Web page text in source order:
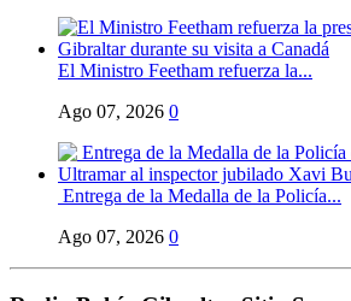
El Ministro Feetham refuerza la...
Ago 07, 2026 0
Entrega de la Medalla de la Policía...
Ago 07, 2026 0